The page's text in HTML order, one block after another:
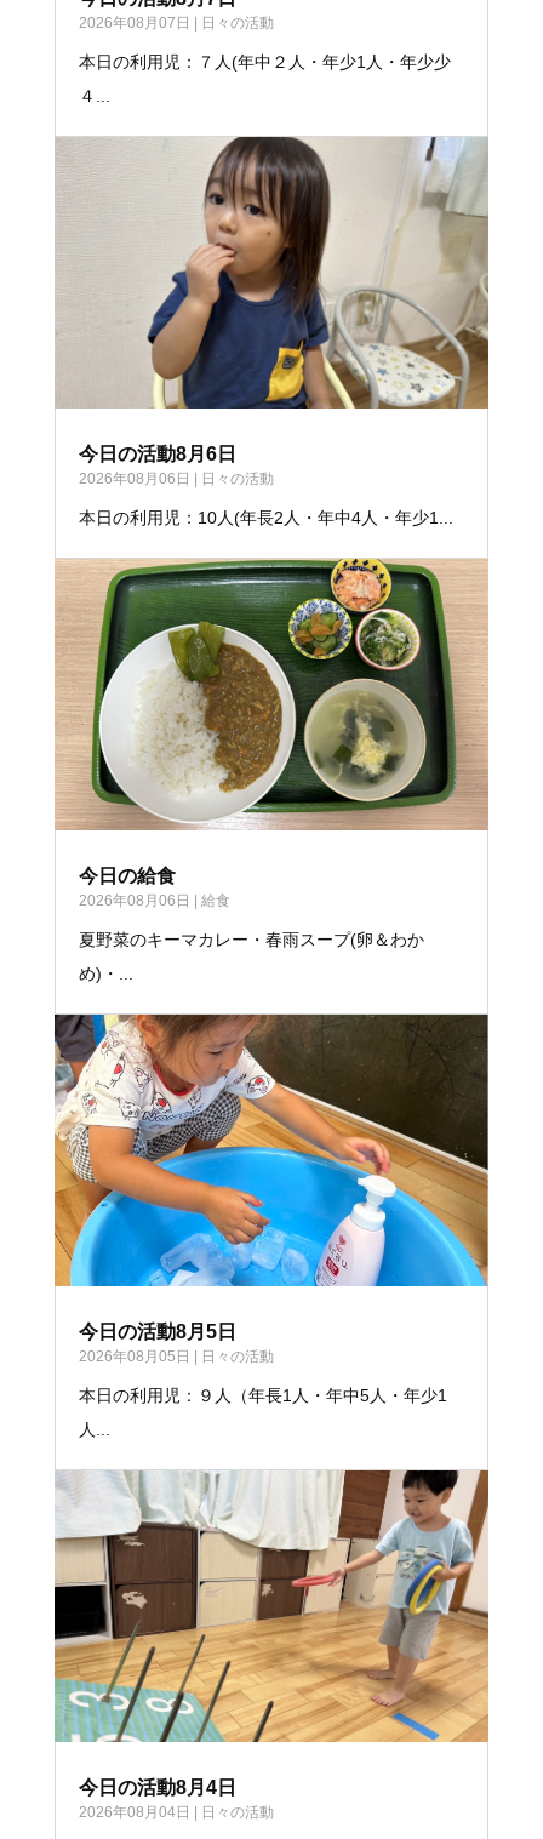
2026年08月07日 | 日々の活動
本日の利用児：７人(年中２人・年少1人・年少少
４...
今日の活動8月6日
2026年08月06日 | 日々の活動
本日の利用児：10人(年長2人・年中4人・年少1...
今日の給食
2026年08月06日 | 給食
夏野菜のキーマカレー・春雨スープ(卵＆わか
め)・...
今日の活動8月5日
2026年08月05日 | 日々の活動
本日の利用児：９人（年長1人・年中5人・年少1
人...
今日の活動8月4日
2026年08月04日 | 日々の活動